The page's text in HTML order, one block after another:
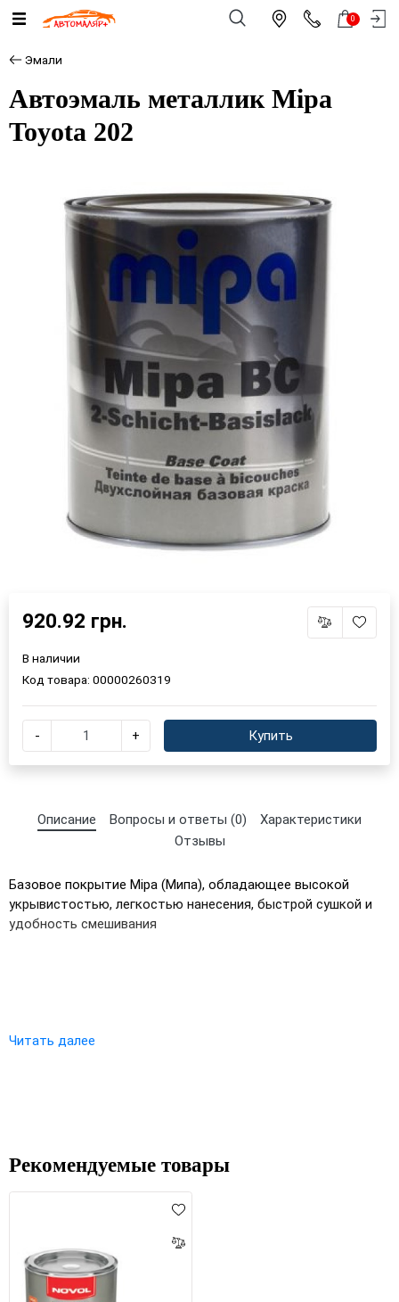
0
Эмали
Автоэмаль металлик Mipa
Toyota 202
Описание Вопросы и ответы (0)
Характеристики
Отзывы
Базовое покрытие Mipa (Мипа), обладающее высокой
укрывистостью, легкостью нанесения, быстрой сушкой и
удобность смешивания
Читать далее
920.92 грн.
В наличии
Код товара: 00000260319
- + Купить
Рекомендуемые товары